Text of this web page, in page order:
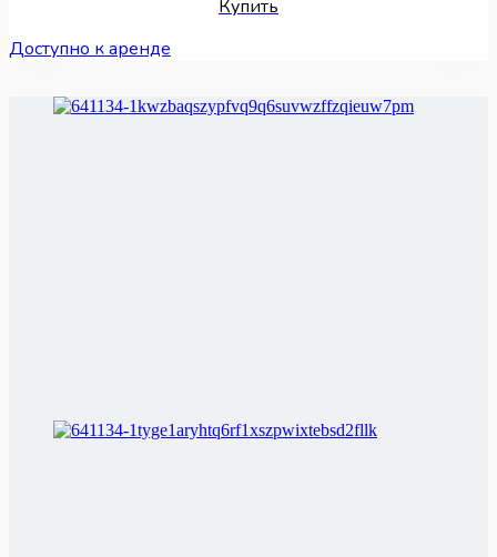
Купить
Доступно к аренде